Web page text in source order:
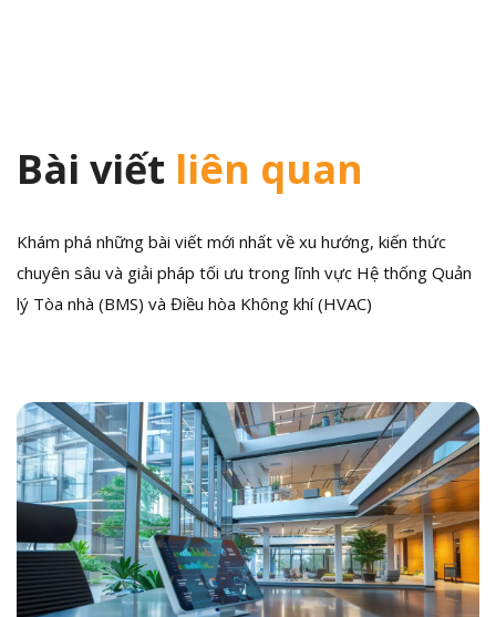
Bài viết liên quan
Khám phá những bài viết mới nhất về xu hướng, kiến thức
chuyên sâu và giải pháp tối ưu trong lĩnh vực Hệ thống Quản
lý Tòa nhà (BMS) và Điều hòa Không khí (HVAC)